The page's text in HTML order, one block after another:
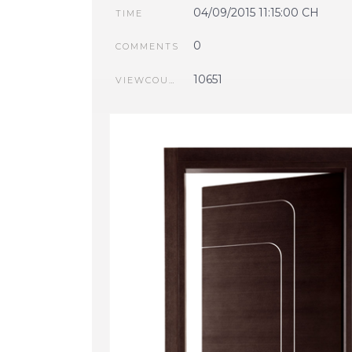
TIME 04/09/2015 11:15:00 CH
COMMENTS 0
VIEWCOUNT 10651